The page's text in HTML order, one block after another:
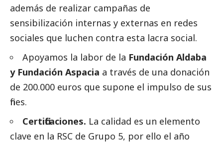
además de realizar campañas de
sensibilización internas y externas en redes
sociales que luchen contra esta lacra social.
Apoyamos la labor de la Fundación Aldaba
y Fundación Aspacia a través de una donación
de 200.000 euros que supone el impulso de sus
fines.
Certificaciones. La calidad es un elemento
clave en la RSC de Grupo 5, por ello el año